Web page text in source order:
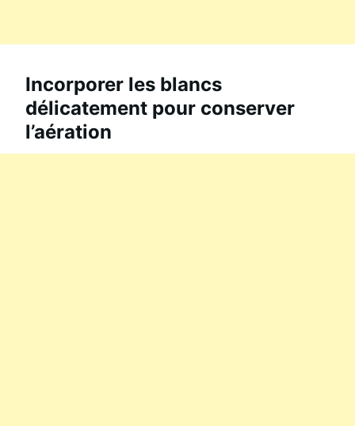
Incorporer les blancs
délicatement pour conserver
l’aération